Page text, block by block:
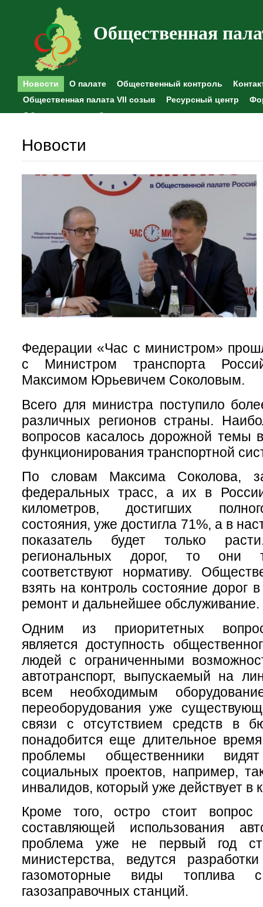
Общественная
Новости О палате Общественный контроль
Общественная палата VII созыв
Ресурсный центр
Общественные наблюдения
Новости
Федерации «Час с министром»
с Министром транспорта
Максимом Юрьевичем Соколовым.
Всего для министра поступило
различных регионов страны.
вопросов касалось дорожной темы
функционирования транспортной
По словам Максима Соколова,
федеральных трасс, а их в
километров, достигших
состояния, уже достигла 71%, а в
показатель будет только
региональных дорог, то они
соответствуют нормативу.
взять на контроль состояние дорог
ремонт и дальнейшее обслуживание.
Одним из приоритетных
является доступность
людей с ограниченными
автотранспорт, выпускаемый на
всем необходимым
переоборудования уже
связи с отсутствием средств в
понадобится еще длительное
проблемы общественники
социальных проектов, например,
инвалидов, который уже действует в
Кроме того, остро стоит вопрос
составляющей использования
проблема уже не первый год
министерства, ведутся
газомоторные виды топлива с
газозаправочных станций.